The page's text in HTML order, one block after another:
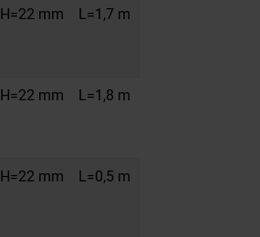
H=22 mm L=1,7 m
H=22 mm L=1,8 m
H=22 mm L=0,5 m